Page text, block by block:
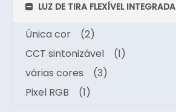
LUZ DE TIRA FLEXÍVEL INTEGRADA
Única cor
(2)
CCT sintonizável
(1)
várias cores
(3)
Pixel RGB
(1)